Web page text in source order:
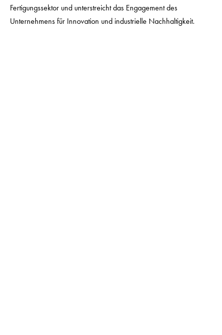
Fertigungssektor und unterstreicht das Engagement des
Unternehmens für Innovation und industrielle Nachhaltigkeit.